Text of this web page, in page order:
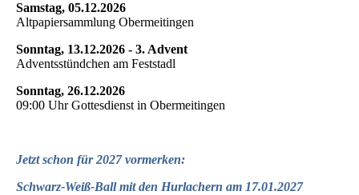
Samstag, 05.12.2026
Altpapiersammlung Obermeitingen
Sonntag, 13.12.2026 - 3. Advent
Adventsstündchen am Feststadl
Sonntag, 26.12.2026
09:00 Uhr Gottesdienst in Obermeitingen
Jetzt schon für 2027 vormerken:
Schwarz-Weiß-Ball mit den Hurlachern am 17.01.2027